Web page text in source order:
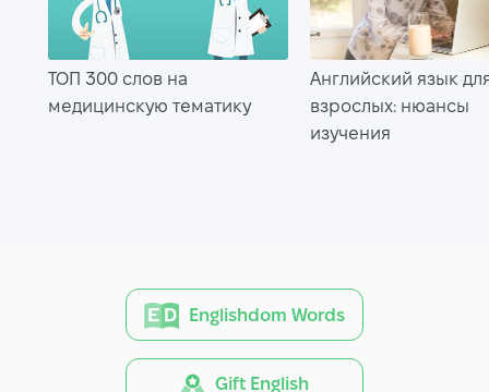
ТОП 300 слов на
медицинскую тематику
Английский язык
взрослых: нюансы
изучения
Englishdom Words
Gift English